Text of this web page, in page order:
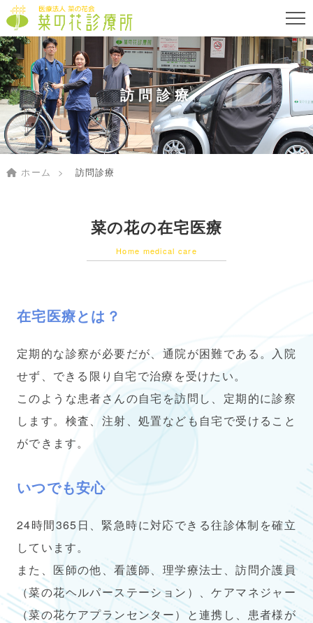
訪問診療
ホーム 訪問診療
菜の花の在宅医療
Home medical care
在宅医療とは？
定期的な診察が必要だが、通院が困難である。入院
せず、できる限り自宅で治療を受けたい。
このような患者さんの自宅を訪問し、定期的に診察
します。検査、注射、処置なども自宅で受けること
ができます。
いつでも安心
24時間365日、緊急時に対応できる往診体制を確立
しています。
また、医師の他、看護師、理学療法士、訪問介護員
（菜の花ヘルパーステーション）、ケアマネジャー
（菜の花ケアプランセンター）と連携し、患者様が